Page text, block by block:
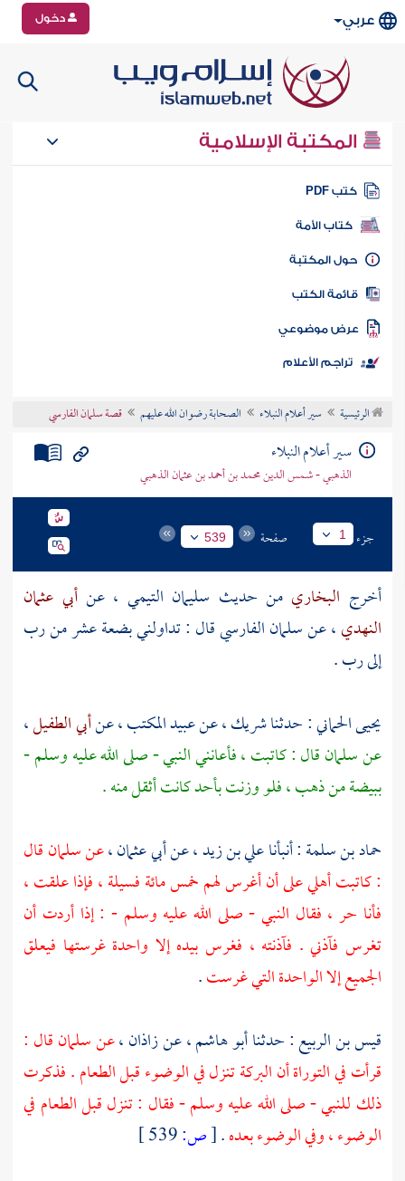
عربي دخول
المكتبة الإسلامية
كتب PDF
كتاب الأمة
المكتبة
الكتب
موضوعي
تراجم الأعلام
الرئيسية سير أعلام النبلاء الصحابة رضوان الله عليهم قصة سلمان الفارسي
سير أعلام النبلاء
الذهبي - شمس الدين محمد بن أحمد بن عثمان الذهبي
جزء 1 صفحة 539
أخرج البخاريمن حديث سليمان التيمي ، عنأبي عثمان
النهدي، عنسلمان الفارسيقال : تداولني بضعة عشر من رب
إلى رب .
يحيى الحماني: حدثناشريك، عنعبيد المكتب، عنأبي الطفيل،
عنسلمانقال : كاتبت ، فأعانني النبي - صلى الله عليه وسلم -
ببيضة من ذهب ، فلو وزنت بأحد كانت أثقل منه .
حماد بن سلمة: أنبأناعلي بن زيد، عنأبي عثمان،عنسلمانقال
: كاتبت أهلي على أن أغرس لهم خمس مائة فسيلة ، فإذا علقت ،
فأنا حر ، فقال النبي - صلى الله عليه وسلم - : إذا أردت أن
تغرس فآذني . فآذنته ، فغرس بيده إلا واحدة غرستها فيعلق
الجميع إلا الواحدة التي غرست.
قيس بن الربيع: حدثناأبو هاشم، عنزاذان،عنسلمانقال :
قرأت في التوراة أن البركة تنزل في الوضوء قبل الطعام . فذكرت
ذلك للنبي - صلى الله عليه وسلم - فقال : تنزل قبل الطعام في
الوضوء ، وفي الوضوء بعده.
[ص: